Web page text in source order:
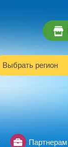
Выбрать регион
Партнерам